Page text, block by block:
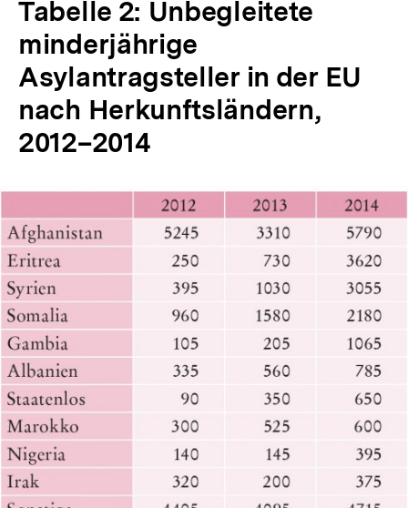
Tabelle 2: Unbegleitete
minderjährige
Asylantragsteller in der EU
nach Herkunftsländern,
2012–2014